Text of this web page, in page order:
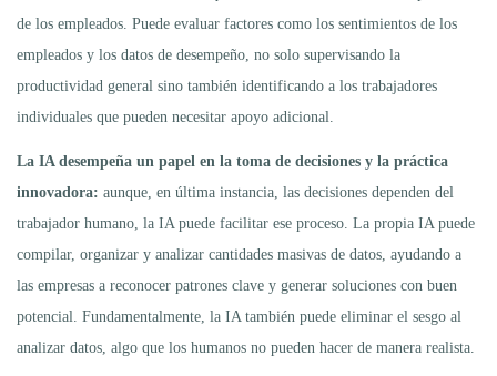
de los empleados. Puede evaluar factores como los sentimientos de los
empleados y los datos de desempeño, no solo supervisando la
productividad general sino también identificando a los trabajadores
individuales que pueden necesitar apoyo adicional.
La IA desempeña un papel en la toma de decisiones y la práctica
innovadora: aunque, en última instancia, las decisiones dependen del
trabajador humano, la IA puede facilitar ese proceso. La propia IA puede
compilar, organizar y analizar cantidades masivas de datos, ayudando a
las empresas a reconocer patrones clave y generar soluciones con buen
potencial. Fundamentalmente, la IA también puede eliminar el sesgo al
analizar datos, algo que los humanos no pueden hacer de manera realista.